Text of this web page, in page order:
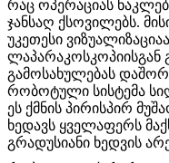
რაც ოპერაციას
ჯანსაღ ქსოვილებს.
უკეთესი
ლაპარაკოსკოპიისგან
გამოსახულებას
რობოტული სისტემა
ეს ქმნის პირისპირ
ხედავს ყველაფერს
გრადუსიანი ხედვის